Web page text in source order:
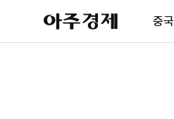
아
주
제
중국